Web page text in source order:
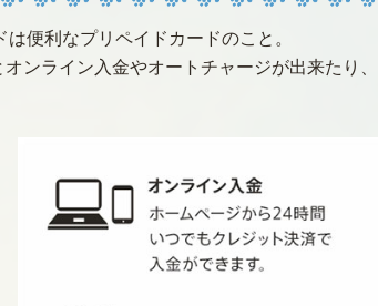
便利なプリペイドカードのこと。
ンライン入金やオートチャージが出来たり